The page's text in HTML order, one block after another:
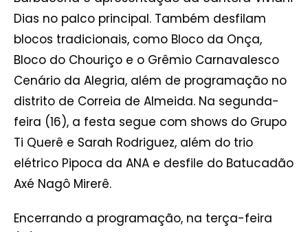
Dias no palco principal. Também desfilam
blocos tradicionais, como Bloco da Onça,
Bloco do Chouriço e o Grêmio Carnavalesco
Cenário da Alegria, além de programação no
distrito de Correia de Almeida. Na segunda-
feira (16), a festa segue com shows do Grupo
Ti Querê e Sarah Rodriguez, além do trio
elétrico Pipoca da ANA e desfile do Batucadão
Axé Nagô Mirerê.
Encerrando a programação, na terça-feira